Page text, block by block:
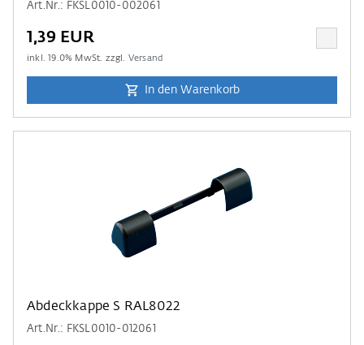
Art.Nr.: FKSL0010-002061
1,39 EUR
inkl.19.0% MwSt. zzgl. Versand
In den Warenkorb
Abdeckkappe S RAL8022
Art.Nr.: FKSL0010-012061